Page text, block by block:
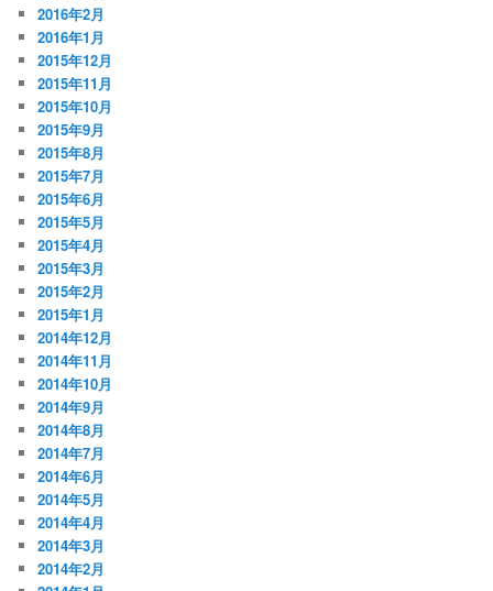
2016年2月
2016年1月
2015年12月
2015年11月
2015年10月
2015年9月
2015年8月
2015年7月
2015年6月
2015年5月
2015年4月
2015年3月
2015年2月
2015年1月
2014年12月
2014年11月
2014年10月
2014年9月
2014年8月
2014年7月
2014年6月
2014年5月
2014年4月
2014年3月
2014年2月